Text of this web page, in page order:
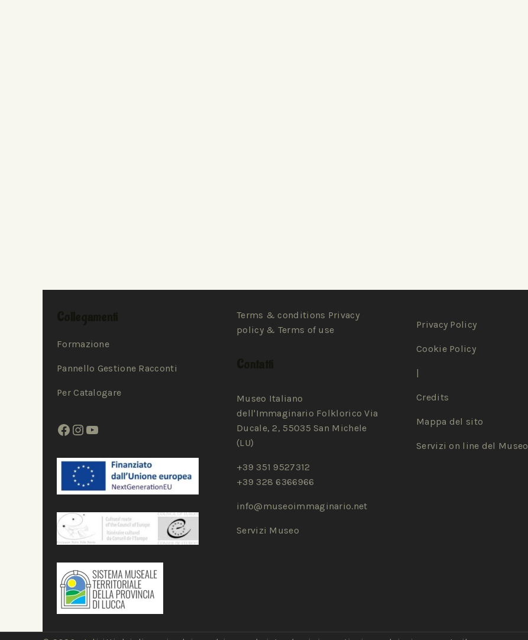
Formazione
Pannello Gestione Racconti
Per Catalogare
Terms & conditions Privacy
policy & Terms of use
Museo Italiano
dell'Immaginario Folklorico Via
Ducale, 2, 55035 San Michele
(LU)
+39 351 9527312
+39 328 6366966
info@museoimmaginario.net
Servizi Museo
Privacy Policy
Cookie Policy
|
Credits
Mappa del sito
Servizi on line del Museo